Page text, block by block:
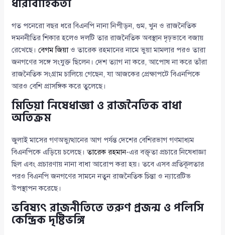
ধারাবাহিকতা
গত পনেরো বছর ধরে বিএনপি নানা নিপীড়ন, গুম, খুন ও রাজনৈতিক
দমননীতির শিকার হলেও দলটি তার রাজনৈতিক অবস্থান দৃঢ়ভাবে বজায়
রেখেছে।বেগম জিয়াও তারেক রহমানের নামে ভুয়া মামলার পরও তারা
জনগণের সঙ্গে সংযুক্ত ছিলেন। দেশ ত্যাগ না করে, আপোষ না করে তাঁরা
রাজনৈতিক সংগ্রাম চালিয়ে গেছেন, যা আজকের প্রেক্ষাপটে বিএনপিকে
আরও বেশি প্রাসঙ্গিক করে তুলেছে।
মিডিয়া নিষেধাজ্ঞা ও রাজনৈতিক বাধা
অতিক্রম
জুলাই মাসের গণঅভ্যুত্থানের আগ পর্যন্ত দেশের বেশিরভাগ গণমাধ্যম
বিএনপিকে এড়িয়ে চলেছে।তারেক রহমান-এর বক্তৃতা প্রচারে নিষেধাজ্ঞা
ছিল এবং প্রচারণায় নানা বাধা আরোপ করা হয়। তবে এসব প্রতিকূলতার
পরও বিএনপি জনগণের সামনে নতুন রাজনৈতিক চিন্তা ও ন্যারেটিভ
উপস্থাপন করেছে।
ভবিষ্যৎ রাজনীতিতে তরুণ প্রজন্ম ও পলিসি
কেন্দ্রিক দৃষ্টিভঙ্গি